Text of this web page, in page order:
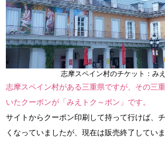
志摩スペイン村のチケット：み
志摩スペイン村がある三重県ですが、その三
いたクーポンが「みえトク～ポン」です。
サイトからクーポン印刷して持って行けば、
くなっていましたが、現在は販売終了していま